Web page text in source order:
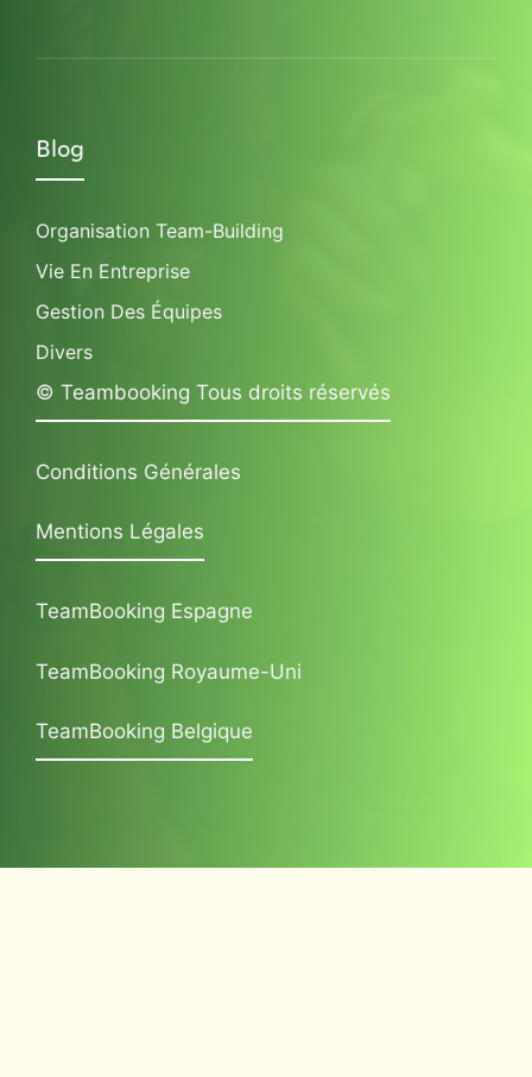
Blog
Organisation Team-Building
Vie En Entreprise
Gestion Des Équipes
Divers
© Teambooking Tous droits réservés
Conditions Générales
Mentions Légales
TeamBooking Espagne
TeamBooking Royaume-Uni
TeamBooking Belgique